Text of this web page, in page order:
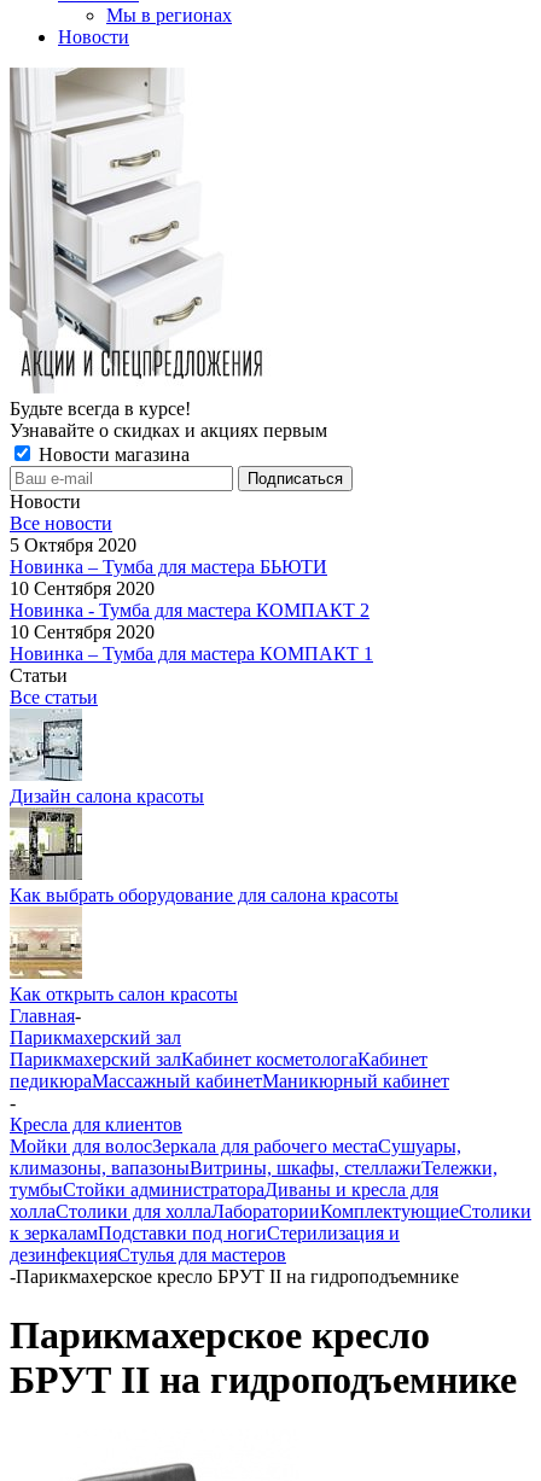
Мы в регионах
Новости
Будьте всегда в курсе!
Узнавайте о скидках и акциях первым
Новости магазина
Новости
Все новости
5 Октября 2020
Новинка – Тумба для мастера БЬЮТИ
10 Сентября 2020
Новинка - Тумба для мастера КОМПАКТ 2
10 Сентября 2020
Новинка – Тумба для мастера КОМПАКТ 1
Статьи
Все статьи
Дизайн салона красоты
Как выбрать оборудование для салона красоты
Как открыть салон красоты
Главная-
Парикмахерский зал
Парикмахерский залКабинет косметологаКабинет
педикюраМассажный кабинетМаникюрный кабинет
-
Кресла для клиентов
Мойки для волосЗеркала для рабочего местаСушуары,
климазоны, вапазоныВитрины, шкафы, стеллажиТележки,
тумбыСтойки администратораДиваны и кресла для
холлаСтолики для холлаЛабораторииКомплектующиеСтолики
к зеркаламПодставки под ногиСтерилизация и
дезинфекцияСтулья для мастеров
-Парикмахерское кресло БРУТ II на гидроподъемнике
Парикмахерское кресло
БРУТ II на гидроподъемнике